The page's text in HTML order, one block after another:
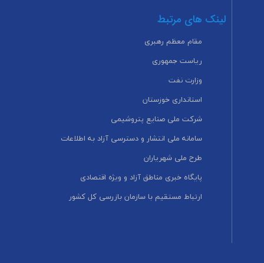
لینک های مرتبط
مقام معظم رهبری
ریاست جمهوری
وزارت نفت
استانداری خوزستان
شرکت ملی صنایع پتروشیمی
سامانه ملی انتشار و دسترسی آزاد به اطلاعات
طرح ملی شهریاران
پایگاه خبری مناطق آزاد و ویژه اقتصادی
ارتباط مستقیم با سازمان بازرسی کل کشور